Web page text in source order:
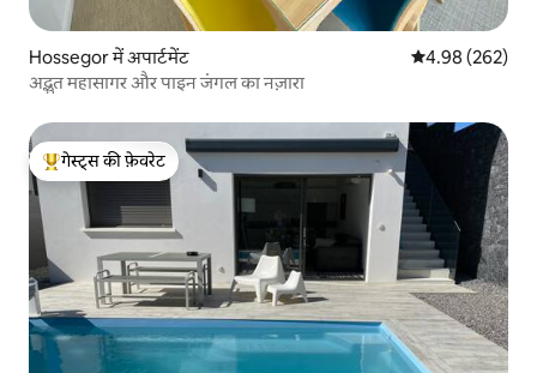
Hossegor में अपार्टमेंट औसत रेटिंग 5 में से
4.98 (262)
अद्भुत महासागर और पाइन जंगल का नज़ारा
गेस्ट्स का टॉप फ़ेवरेट
गेस्ट्स की फ़ेवरेट